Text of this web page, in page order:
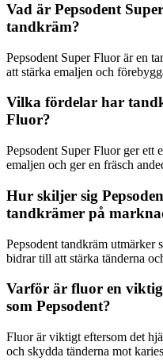
Vad är Pepsodent
tandkräm?
Pepsodent Super Fluor är en
att stärka emaljen och
Vilka fördelar har
Fluor?
Pepsodent Super Fluor ger ett
emaljen och ger en fräsch
Hur skiljer sig
tandkrämer på
Pepsodent tandkräm utmärker
bidrar till att stärka tänderna
Varför är fluor en
som Pepsodent?
Fluor är viktigt eftersom det
och skydda tänderna mot